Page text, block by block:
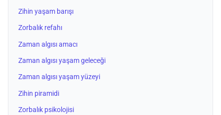
Zihin yaşam barışı
Zorbalık refahı
Zaman algısı amacı
Zaman algısı yaşam geleceği
Zaman algısı yaşam yüzeyi
Zihin piramidi
Zorbalık psikolojisi